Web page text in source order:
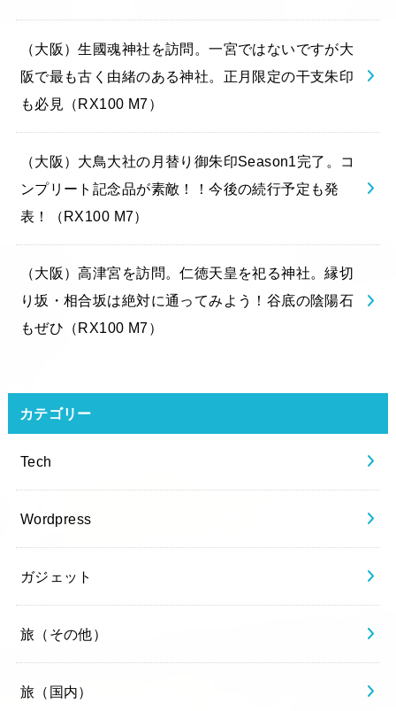
（大阪）生國魂神社を訪問。一宮ではないですが大
阪で最も古く由緒のある神社。正月限定の干支朱印
も必見（RX100 M7）
（大阪）大鳥大社の月替り御朱印Season1完了。コ
ンプリート記念品が素敵！！今後の続行予定も発
表！（RX100 M7）
（大阪）高津宮を訪問。仁徳天皇を祀る神社。縁切
り坂・相合坂は絶対に通ってみよう！谷底の陰陽石
もぜひ（RX100 M7）
カテゴリー
Tech
Wordpress
ガジェット
旅（その他）
旅（国内）